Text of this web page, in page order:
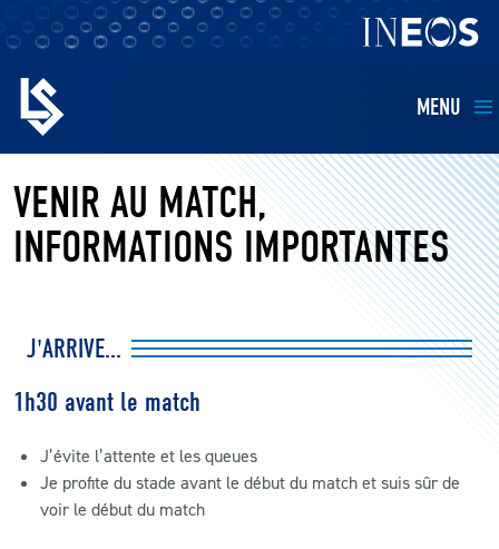
MENU
EQUIPES
BILLETTERIE
RESTAURATION
VENIR AU MATCH,
INFORMATIONS IMPORTANTES
J'ARRIVE...
1h30 avant le match
J’évite l’attente et les queues
Je profite du stade avant le début du match et suis sûr de
voir le début du match